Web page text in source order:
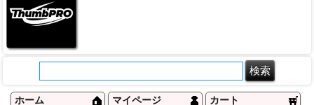
ホーム マイページ カート